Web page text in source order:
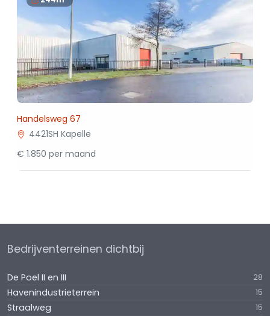
Handelsweg 67
4421SH Kapelle
€ 1.850 per maand
Bedrijventerreinen dichtbij
De Poel II en III 28
Havenindustrieterrein 15
Straalweg 15